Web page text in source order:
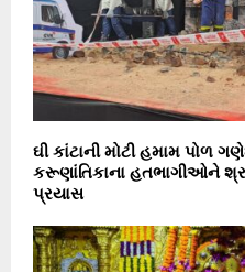
ઘી કાંટાની મોટી હમામ પોળ
કરૂણાંતિકાના હતભાગીઓને
પ્રયાસ